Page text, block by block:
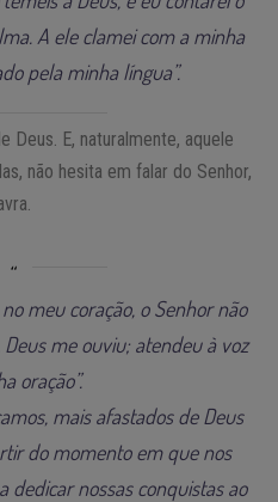
A ele clamei com a minha
pela minha língua”.
Deus. E, naturalmente, aquele
não hesita em falar do Senhor,
meu coração, o Senhor não
me ouviu; atendeu à voz
oração”.
mais afastados de Deus
do momento em que nos
dedicar nossas conquistas ao